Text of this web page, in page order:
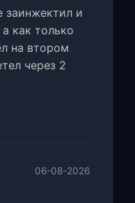
заинжектил и
как только
на втором
через 2
06-08-2026